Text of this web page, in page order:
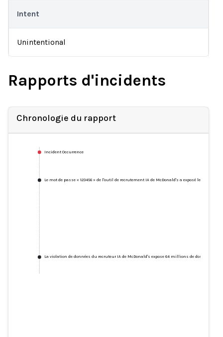
Intent
Unintentional
Rapports d'incidents
Chronologie du rapport
Incident Occurrence
Le mot de passe « 123456 » de l'outil de recrutement IA de McDonald's a exposé les
La violation de données du recruteur IA de McDonald's expose 64 millions de dossiers de